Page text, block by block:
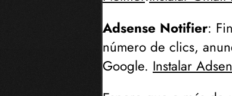
Adsense Notifier:
número de clics,
Google. Instalar